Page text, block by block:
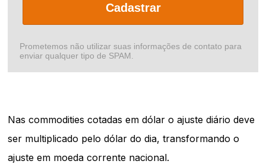
Cadastrar
Prometemos não utilizar suas informações de contato para
enviar qualquer tipo de SPAM.
Nas commodities cotadas em dólar o ajuste diário deve
ser multiplicado pelo dólar do dia, transformando o
ajuste em moeda corrente nacional.